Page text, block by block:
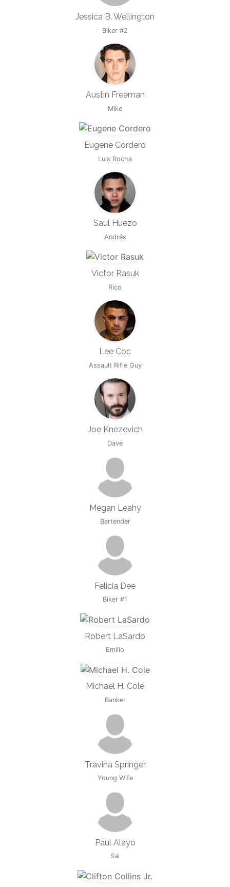
Jessica B. Wellington
Biker #2
Austin Freeman
Mike
Eugene Cordero
Luis Rocha
Saul Huezo
Andrés
Victor Rasuk
Rico
Lee Coc
Assault Rifle Guy
Joe Knezevich
Dave
Megan Leahy
Bartender
Felicia Dee
Biker #1
Robert LaSardo
Emilio
Michael H. Cole
Banker
Travina Springer
Young Wife
Paul Alayo
Sal